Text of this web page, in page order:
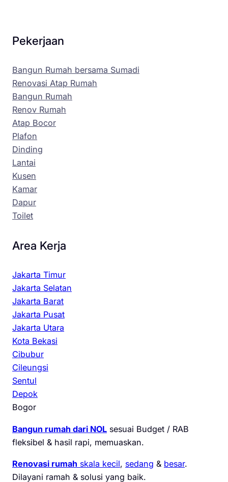
Pekerjaan
Bangun Rumah bersama Sumadi
Renovasi Atap Rumah
Bangun Rumah
Renov Rumah
Atap Bocor
Plafon
Dinding
Lantai
Kusen
Kamar
Dapur
Toilet
Area Kerja
Jakarta Timur
Jakarta Selatan
Jakarta Barat
Jakarta Pusat
Jakarta Utara
Kota Bekasi
Cibubur
Cileungsi
Sentul
Depok
Bogor
Bangun rumah dari NOL sesuai Budget / RAB
fleksibel & hasil rapi, memuaskan.
Renovasi rumah skala kecil, sedang & besar.
Dilayani ramah & solusi yang baik.